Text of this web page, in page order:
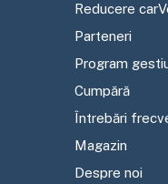
Reducere
Parteneri
Program
Cumpără
Întrebări
Magazin
Despre noi